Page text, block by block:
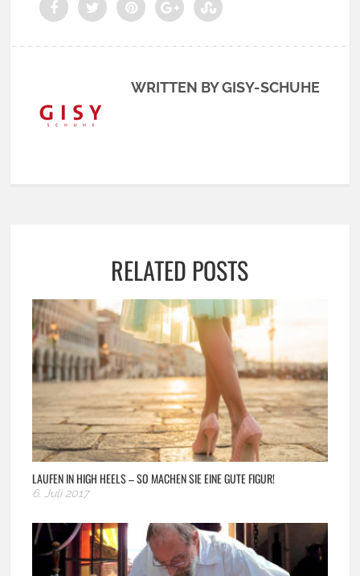
WRITTEN BY GISY-SCHUHE
RELATED POSTS
LAUFEN IN HIGH HEELS – SO MACHEN SIE EINE GUTE FIGUR!
6. Juli 2017